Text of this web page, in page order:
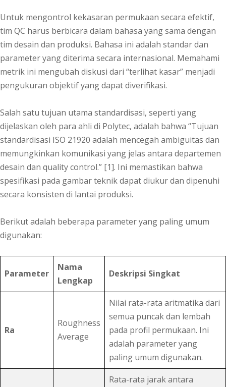
Untuk mengontrol kekasaran permukaan secara efektif,
tim QC harus berbicara dalam bahasa yang sama dengan
tim desain dan produksi. Bahasa ini adalah standar dan
parameter yang diterima secara internasional. Memahami
metrik ini mengubah diskusi dari “terlihat kasar” menjadi
pengukuran objektif yang dapat diverifikasi.
Salah satu tujuan utama standardisasi, seperti yang
dijelaskan oleh para ahli di Polytec, adalah bahwa “Tujuan
standardisasi ISO 21920 adalah mencegah ambiguitas dan
memungkinkan komunikasi yang jelas antara departemen
desain dan quality control.” [1]. Ini memastikan bahwa
spesifikasi pada gambar teknik dapat diukur dan dipenuhi
secara konsisten di lantai produksi.
Berikut adalah beberapa parameter yang paling umum
digunakan:
Parameter
Nama
Lengkap
Deskripsi Singkat
Ra
Roughness
Average
Nilai rata-rata aritmatika dari
semua puncak dan lembah
pada profil permukaan. Ini
adalah parameter yang
paling umum digunakan.
Rata-rata jarak antara